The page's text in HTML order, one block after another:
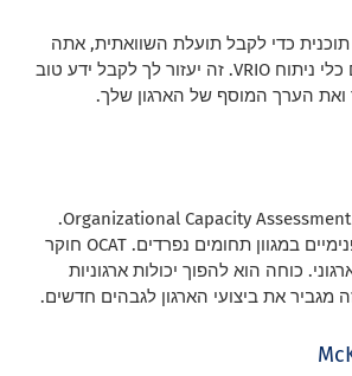
כדי לקבל תועלת השוואתית, אתה
צריך לחשוב על יישום כלי ניתוח VRIO. זה יעזור לך לקבל ידע טוב
ואת הערך המוסף של הארגון שלך.
OCAT מייצג את Organizational Capacity Assessment Tool.
הוא מעריך ביצועים פנימיים במגוון תחומים נפרדים. OCAT חוקר
כוחה הוא להפוך יכולות ארגוניות
מגביר את ביצועי הארגון לגבהים חדשים.